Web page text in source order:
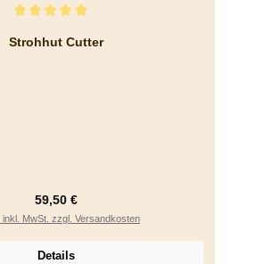
Strohhut Cutter
Regulärer Preis:
59,50 €
inkl. MwSt. zzgl. Versandkosten
Details